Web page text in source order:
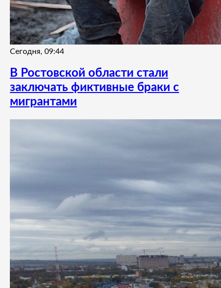
Сегодня, 09:44
В Ростовской области стали
заключать фиктивные браки с
мигрантами